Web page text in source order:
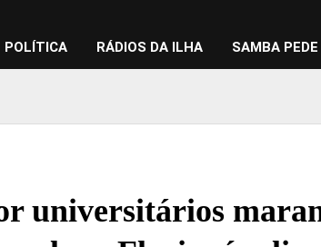
POLÍTICA RÁDIOS DA ILHA SAMBA
universitários